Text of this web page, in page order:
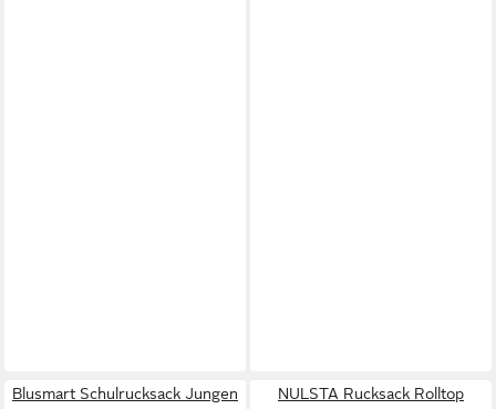
Blusmart Schulrucksack Jungen
NULSTA Rucksack Rolltop